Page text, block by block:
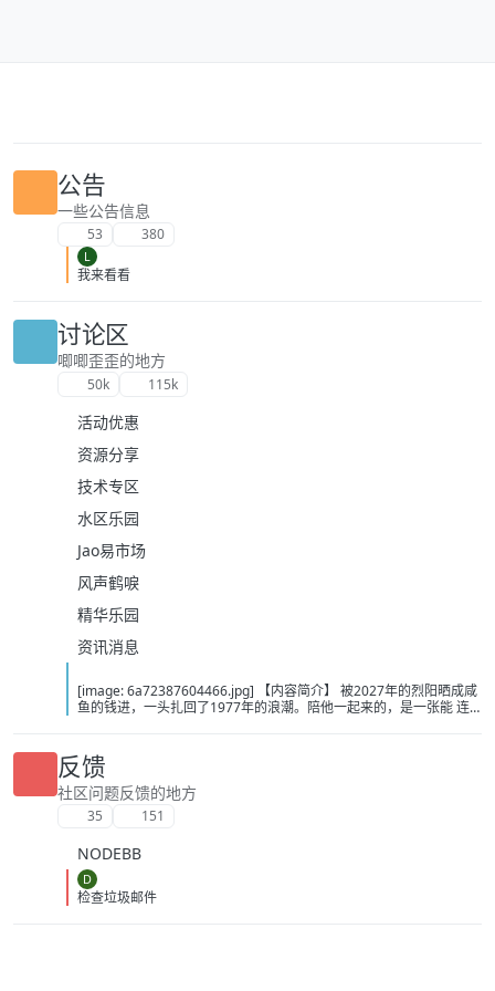
公告
一些公告信息
53 380
L
我来看看
讨论区
唧唧歪歪的地方
50k 115k
活动优惠
资源分享
技术专区
水区乐园
Jao易市场
风声鹤唳
精华乐园
资讯消息
[image: 6a72387604466.jpg] 【内容简介】 被2027年的烈阳晒成咸
鱼的钱进，一头扎回了1977年的浪潮。陪他一起来的，是一张能 连
就此，钱进的黄金时代来了…… 【下载地址】 百度：
https://pan.baidu.com/s/1uLVGkbmc8v5XSPhw4nvMFw?pwd=ny3k
夸克：https://pan.quark.cn/s/cdc43b465b0a?pwd=iZkc 移动：
https://yun.139.com/shareweb/#/w/i/2wFGWBq9bXypp
反馈
社区问题反馈的地方
35 151
NODEBB
D
检查垃圾邮件